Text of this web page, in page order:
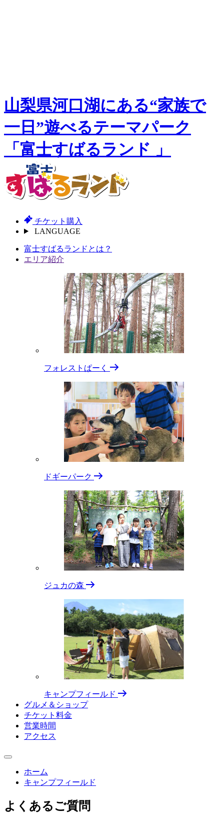
山梨県河口湖にある“家族で
一日”遊べるテーマパーク
「富士すばるランド 」
チケット購入
LANGUAGE
富⼠すばるランドとは？
エリア紹介
フォレストぱーく
ドギーパーク
ジュカの森
キャンプフィールド
グルメ＆ショップ
チケット料⾦
営業時間
アクセス
ホーム
キャンプフィールド
よくあるご質問